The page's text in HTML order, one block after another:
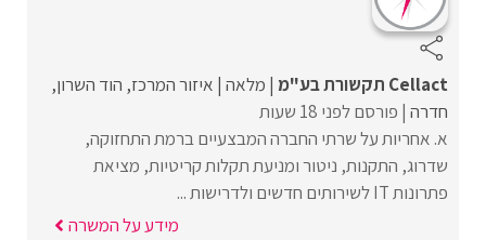
Cellact תקשורת בע"מ מלאה איזור המרכז הוד השרון
חדרה פורסם לפני 18 שעות
א. אחריות על שרתי החברה המבצעיים ברמת התחזוקה,
שדרוג, התקנות, ניטור ומניעת תקלות קריטיות, מציאת
פתרונות IT לשירותים חדשים ולדרישות ...
מידע על המשרה